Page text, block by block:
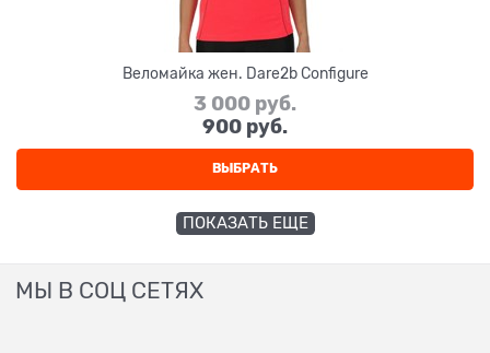
Веломайка жен. Dare2b Configure
3 000 руб.
900 руб.
ВЫБРАТЬ
ПОКАЗАТЬ ЕЩЕ
МЫ В СОЦ СЕТЯХ